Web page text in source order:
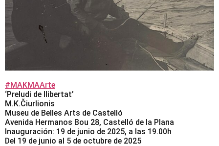
#MAKMAArte
‘Preludi de llibertat’
M.K.Čiurlionis
Museu de Belles Arts de Castelló
Avenida Hermanos Bou 28, Castelló de la Plana
Inauguración: 19 de junio de 2025, a las 19.00h
Del 19 de junio al 5 de octubre de 2025